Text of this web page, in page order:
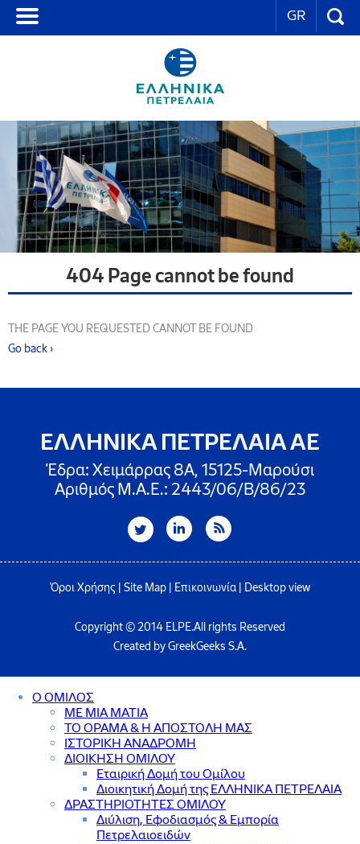
GR
404 Page cannot be found
THE PAGE YOU REQUESTED CANNOT BE FOUND
Go back ›
ΕΛΛΗΝΙΚΑ ΠΕΤΡΕΛΑΙΑ ΑΕ
Έδρα: Χειμάρρας 8A, 15125-Μαρούσι
Αριθμός Μ.Α.Ε.: 2443/06/Β/86/23
Όροι Χρήσης Site Map Επικοινωνία| Desktop view
Copyright © 2014 ELPE.All rights Reserved
Created by GreekGeeks S.A.
Ο ΟΜΙΛΟΣ
ΜΕ ΜΙΑ ΜΑΤΙΑ
ΤΟ ΟΡΑΜΑ & Η ΑΠΟΣΤΟΛΗ ΜΑΣ
ΙΣΤΟΡΙΚΗ ΑΝΑΔΡΟΜΗ
ΔΙΟΙΚΗΣΗ ΟΜΙΛΟΥ
Εταιρική Δομή του Ομίλου
Διοικητική Δομή της ΕΛΛΗΝΙΚΑ ΠΕΤΡΕΛΑΙΑ
ΔΡΑΣΤΗΡΙΟΤΗΤΕΣ ΟΜΙΛΟΥ
Διύλιση, Εφοδιασμός & Εμπορία
Πετρελαιοειδών